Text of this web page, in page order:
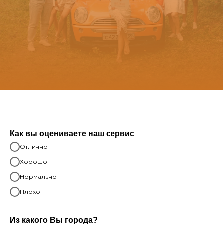
Как вы оцениваете наш сервис
Отлично
Хорошо
Нормально
Плохо
Из какого Вы города?